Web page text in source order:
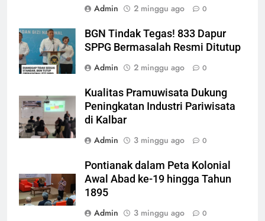
Admin
2 minggu ago 0
BGN Tindak Tegas! 833 Dapur
SPPG Bermasalah Resmi Ditutup
Admin
2 minggu ago 0
Kualitas Pramuwisata Dukung
Peningkatan Industri Pariwisata
di Kalbar
Admin
3 minggu ago 0
Pontianak dalam Peta Kolonial
Awal Abad ke-19 hingga Tahun
1895
Admin
3 minggu ago 0